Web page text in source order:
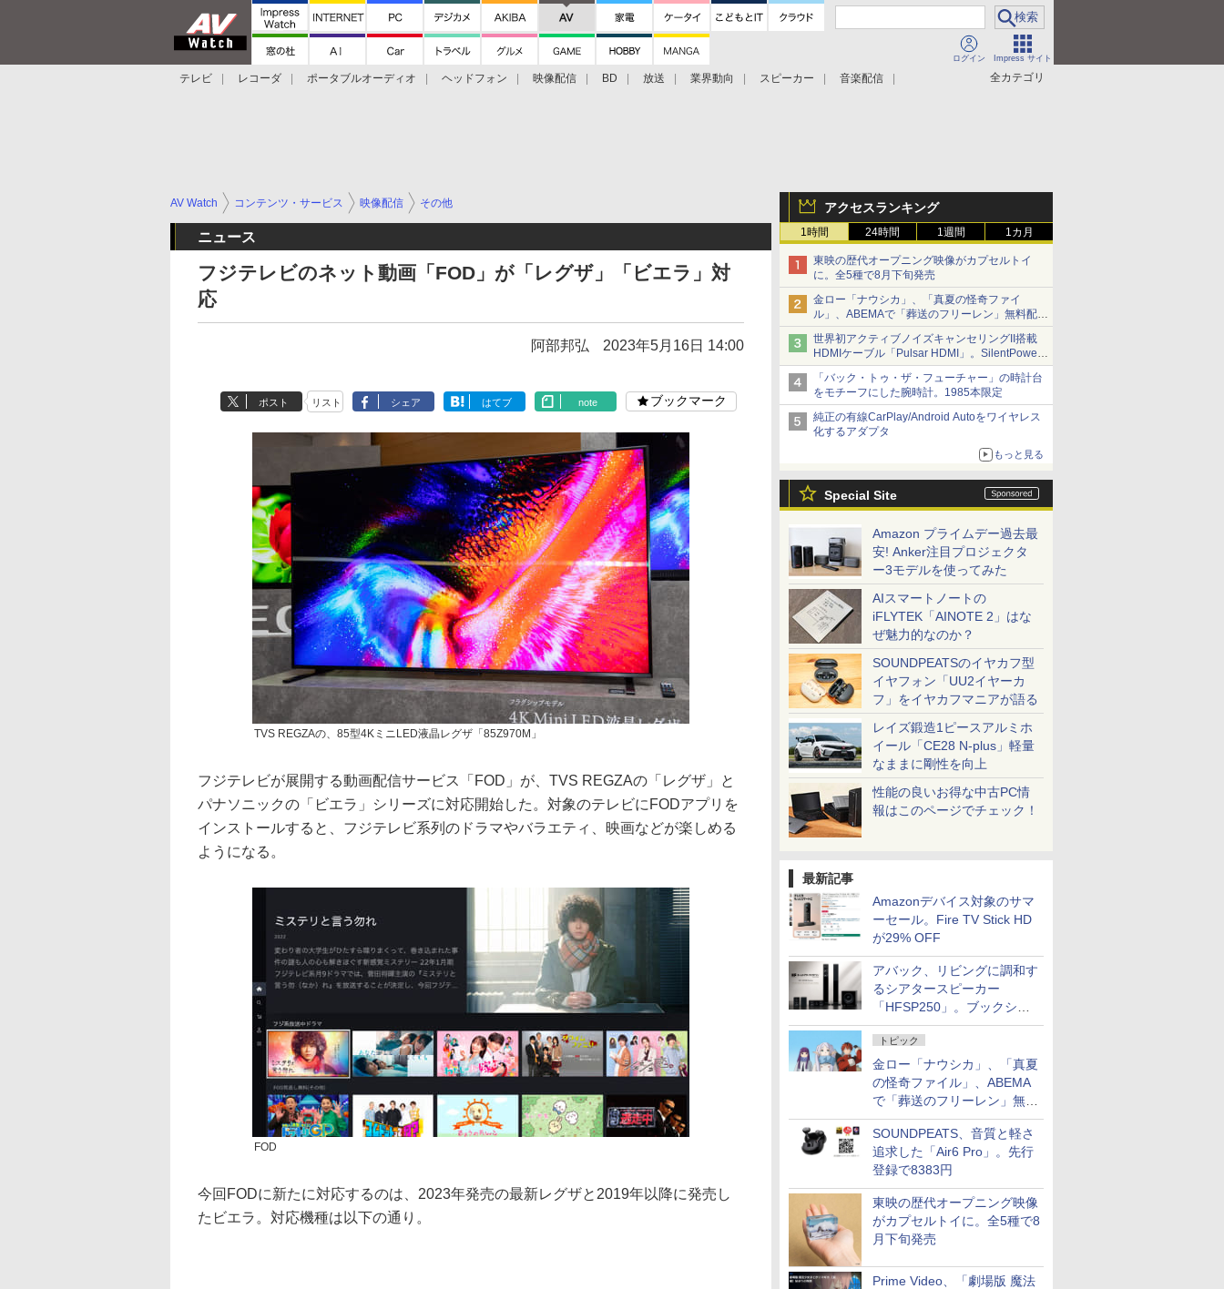
ログイン Impress サイト
全カテゴリ
テレビ レコーダ ポータブルオーディオ ヘッドフォン 映像配信 BD 放送 業界動向 スピーカー
音楽配信
アクセスランキング
1時間 24時間 1週間 1カ月
東映の歴代オープニング映像がカプセルトイ
に。全5種で8月下旬発売
金ロー「ナウシカ」、「真夏の怪奇ファイ
ル」、ABEMAで「葬送のフリーレン」無料配信
など。夏の特番・配信情報
世界初アクティブノイズキャンセリングII搭載
HDMIケーブル「Pulsar HDMI」。SilentPower
から
「バック・トゥ・ザ・フューチャー」の時計台
をモチーフにした腕時計。1985本限定
純正の有線CarPlay/Android Autoをワイヤレス
化するアダプタ
もっと見る
Special Site
Amazon プライムデー過去最
安! Anker注目プロジェクタ
ー3モデルを使ってみた
AIスマートノートの
iFLYTEK「AINOTE 2」はな
ぜ魅力的なのか？
SOUNDPEATSのイヤカフ型
イヤフォン「UU2イヤーカ
フ」をイヤカフマニアが語る
レイズ鍛造1ピースアルミホ
イール「CE28 N-plus」軽量
なままに剛性を向上
性能の良いお得な中古PC情
報はこのページでチェック！
最新記事
Amazonデバイス対象のサマ
ーセール。Fire TV Stick HD
が29% OFF
アバック、リビングに調和す
るシアタースピーカー
「HFSP250」。ブックシェ
ルフはペア3万円以下
トピック
金ロー「ナウシカ」、「真夏
の怪奇ファイル」、ABEMA
で「葬送のフリーレン」無料
配信など。夏の特番・配信情
報
SOUNDPEATS、音質と軽さ
追求した「Air6 Pro」。先行
登録で8383円
東映の歴代オープニング映像
がカプセルトイに。全5種で8
月下旬発売
Prime Video、「劇場版 魔法
AV Watch コンテンツ・サービス 映像配信 その他
ニュース
フジテレビのネット動画「FOD」が「レグザ」「ビエラ」対
応
阿部邦弘 2023年5月16日 14:00
ポスト リスト シェア はてブ note ブックマーク
TVS REGZAの、85型4KミニLED液晶レグザ「85Z970M」
フジテレビが展開する動画配信サービス「FOD」が、TVS REGZAの「レグザ」と
パナソニックの「ビエラ」シリーズに対応開始した。対象のテレビにFODアプリを
インストールすると、フジテレビ系列のドラマやバラエティ、映画などが楽しめる
ようになる。
FOD
今回FODに新たに対応するのは、2023年発売の最新レグザと2019年以降に発売し
たビエラ。対応機種は以下の通り。